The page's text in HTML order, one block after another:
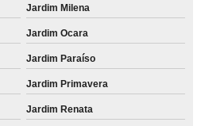
Jardim Milena
Jardim Ocara
Jardim Paraíso
Jardim Primavera
Jardim Renata